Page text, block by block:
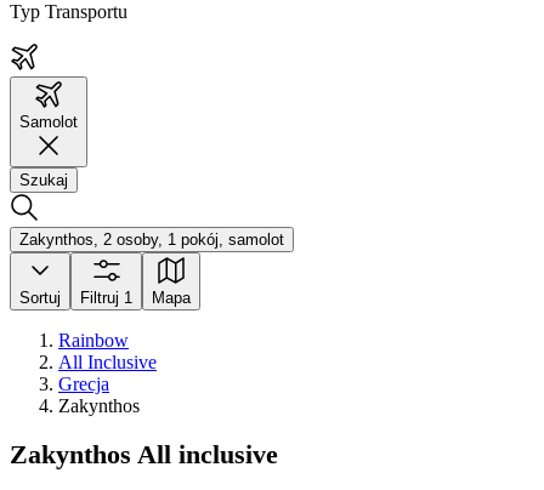
Typ Transportu
Samolot
Szukaj
Zakynthos, 2 osoby, 1 pokój, samolot
Sortuj Filtruj 1 Mapa
Rainbow
All Inclusive
Grecja
Zakynthos
Zakynthos All inclusive